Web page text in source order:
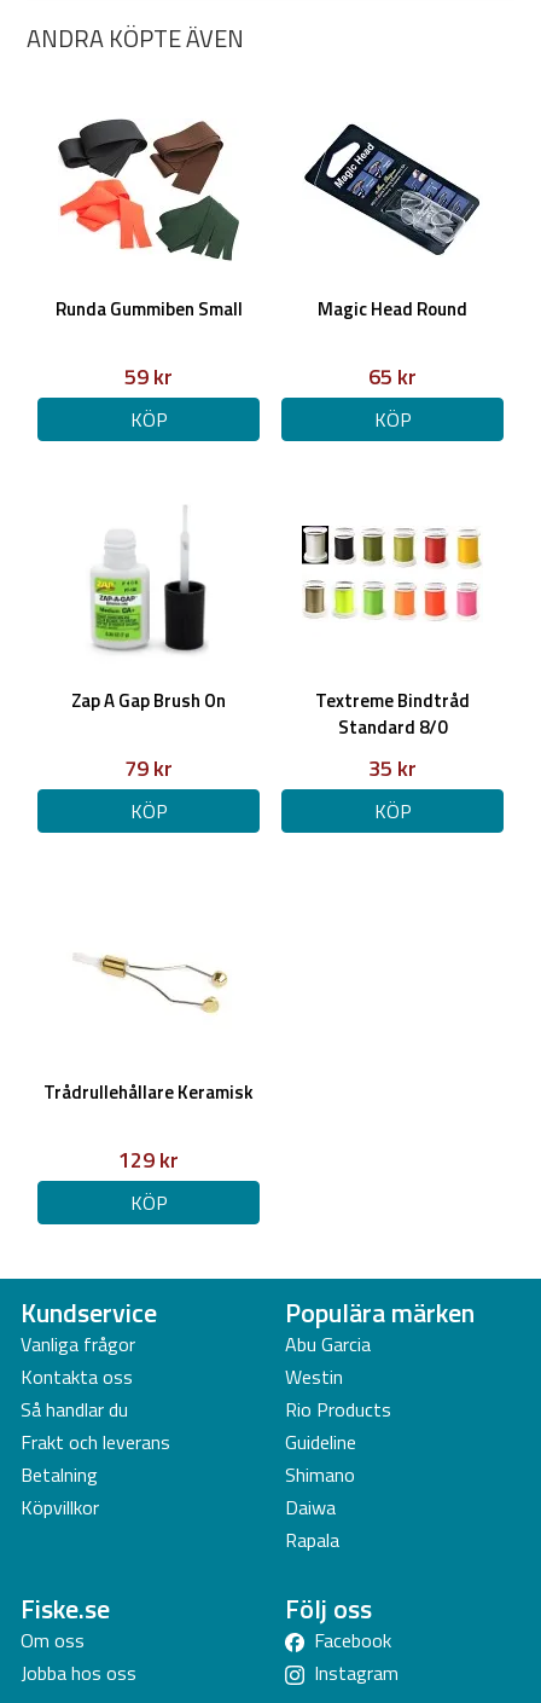
ANDRA KÖPTE ÄVEN
Runda Gummiben Small
59 kr
KÖP
Magic Head Round
65 kr
KÖP
Zap A Gap Brush On
79 kr
KÖP
Textreme Bindtråd
Standard 8/0
35 kr
KÖP
Trådrullehållare Keramisk
129 kr
KÖP
Kundservice
Vanliga frågor
Kontakta oss
Så handlar du
Frakt och leverans
Betalning
Köpvillkor
Populära märken
Abu Garcia
Westin
Rio Products
Guideline
Shimano
Daiwa
Rapala
Fiske.se
Om oss
Jobba hos oss
Följ oss
Facebook
Instagram